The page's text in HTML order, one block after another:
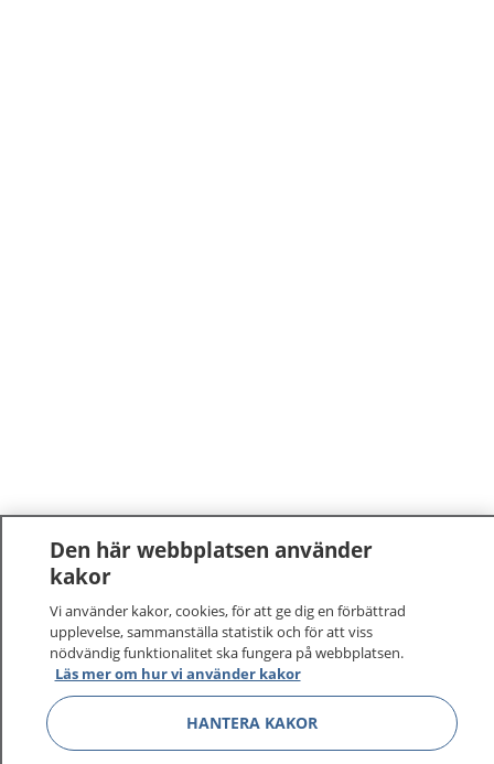
Den här webbplatsen använder
kakor
Vi använder kakor, cookies, för att ge dig en förbättrad
upplevelse, sammanställa statistik och för att viss
nödvändig funktionalitet ska fungera på webbplatsen.
Läs mer om hur vi använder kakor
HANTERA KAKOR